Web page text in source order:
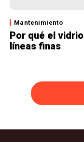
Mantenimiento
Por qué el
líneas finas